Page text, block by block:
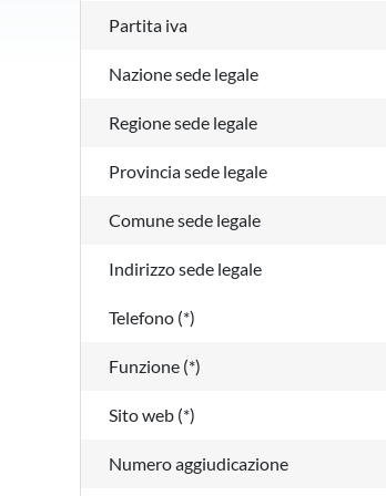
Partita iva
Nazione sede legale
Regione sede legale
Provincia sede legale
Comune sede legale
Indirizzo sede legale
Telefono (*)
Funzione (*)
Sito web (*)
Numero aggiudicazione